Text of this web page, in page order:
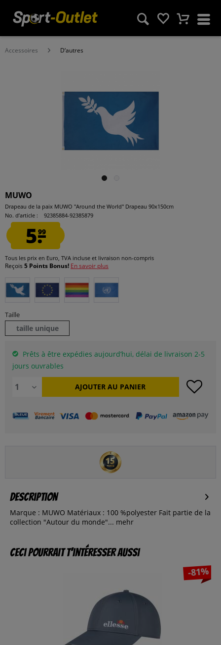
Accessoires D‘autres
MUWO
Drapeau de la paix MUWO "Around the World" Drapeau 90x150cm
No. d’article :
92385884-92385879
5.99
Tous les prix en Euro, TVA incluse et livraison non-compris
Reçois 5 Points Bonus! En savoir plus
Taille
taille unique
Prêts à être expédies aujourd’hui, délai de livraison 2-5
jours ouvrables
AJOUTER AU PANIER
Description
Marque : MUWO Matériaux : 100 %polyester Fait partie de la
collection "Autour du monde"... mehr
Ceci pourrait t’intéresser aussi
-81%